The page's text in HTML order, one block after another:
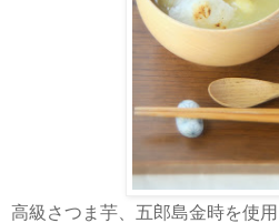
高級さつま芋、五郎島金時を使用